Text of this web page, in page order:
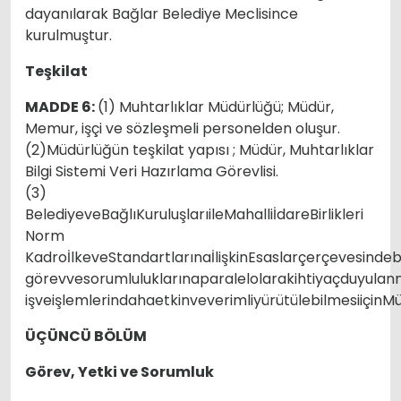
dayanılarak Bağlar Belediye Meclisince
kurulmuştur.
Teşkilat
MADDE 6:(1) Muhtarlıklar Müdürlüğü; Müdür,
Memur, işçi ve sözleşmeli personelden oluşur.
(2)Müdürlüğün teşkilat yapısı ; Müdür, Muhtarlıklar
Bilgi Sistemi Veri Hazırlama Görevlisi.
(3)
BelediyeveBağlıKuruluşlarıileMahalliİdareBirlikleri
Norm
ÜÇÜNCÜ BÖLÜM
Görev, Yetki ve Sorumluk